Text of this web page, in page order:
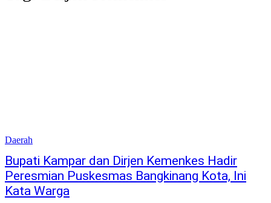
Daerah
Bupati Kampar dan Dirjen Kemenkes Hadir
Peresmian Puskesmas Bangkinang Kota, Ini
Kata Warga